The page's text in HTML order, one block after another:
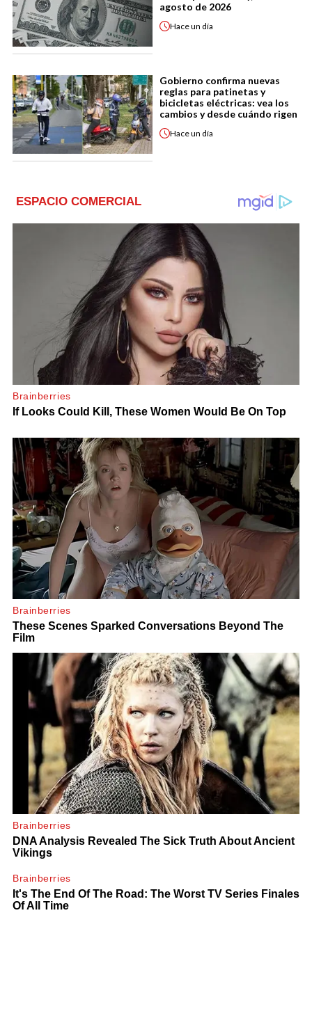
agosto de 2026
Haceun día
Gobierno confirma nuevas
reglas para patinetas y
bicicletas eléctricas: vea los
cambios y desde cuándo rigen
Haceun día